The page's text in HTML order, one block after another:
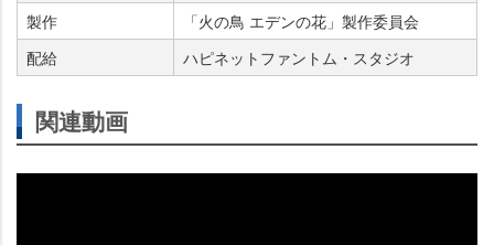
製作
「火の鳥 エデンの花」製作委員会
配給
ハピネットファントム・スタジオ
関連動画